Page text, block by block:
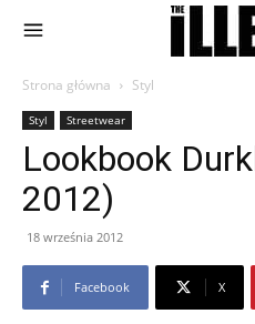
Strona główna Styl
Styl Streetwear
Lookbook
2012)
18 września 2012
Facebook X